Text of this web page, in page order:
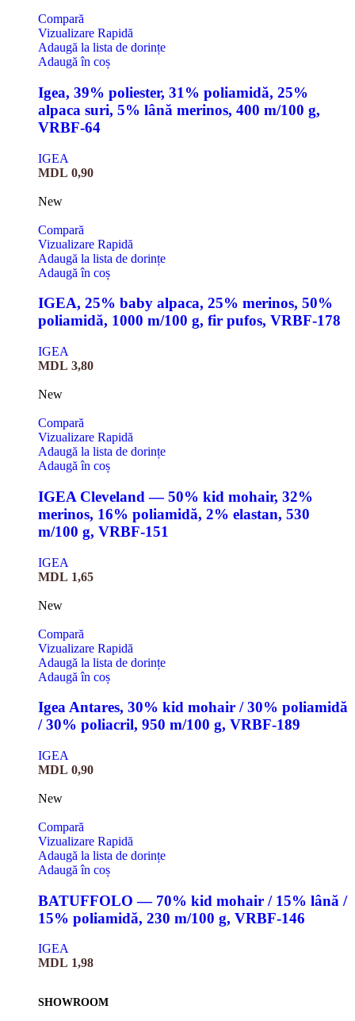
Compară
Vizualizare Rapidă
Adaugă la lista de dorințe
Adaugă în coș
Igea, 39% poliester, 31% poliamidă, 25%
alpaca suri, 5% lână merinos, 400 m/100 g,
VRBF-64
IGEA
MDL 0,90
New
Compară
Vizualizare Rapidă
Adaugă la lista de dorințe
Adaugă în coș
IGEA, 25% baby alpaca, 25% merinos, 50%
poliamidă, 1000 m/100 g, fir pufos, VRBF-178
IGEA
MDL 3,80
New
Compară
Vizualizare Rapidă
Adaugă la lista de dorințe
Adaugă în coș
IGEA Cleveland — 50% kid mohair, 32%
merinos, 16% poliamidă, 2% elastan, 530
m/100 g, VRBF-151
IGEA
MDL 1,65
New
Compară
Vizualizare Rapidă
Adaugă la lista de dorințe
Adaugă în coș
Igea Antares, 30% kid mohair / 30% poliamidă
/ 30% poliacril, 950 m/100 g, VRBF-189
IGEA
MDL 0,90
New
Compară
Vizualizare Rapidă
Adaugă la lista de dorințe
Adaugă în coș
BATUFFOLO — 70% kid mohair / 15% lână /
15% poliamidă, 230 m/100 g, VRBF-146
IGEA
MDL 1,98
SHOWROOM